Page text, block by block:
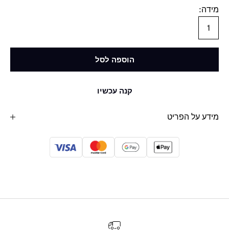
מידה:
1
הוספה לסל
קנה עכשיו
מידע על הפריט